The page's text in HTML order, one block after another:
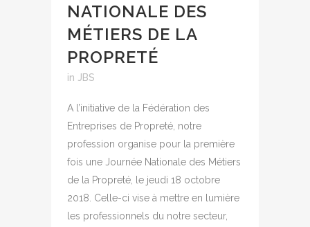
NATIONALE DES
MÉTIERS DE LA
PROPRETÉ
in JBS
A l’initiative de la Fédération des
Entreprises de Propreté, notre
profession organise pour la première
fois une Journée Nationale des Métiers
de la Propreté, le jeudi 18 octobre
2018. Celle-ci vise à mettre en lumière
les professionnels du notre secteur,